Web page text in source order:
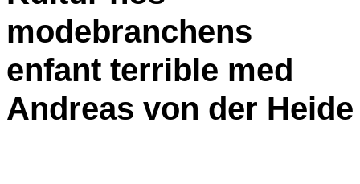
modebranchens
enfant terrible med
Andreas von der Heide